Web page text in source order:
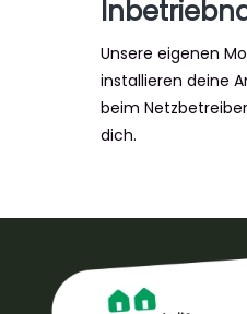
Unsere eigenen
installieren deine
beim
dich.